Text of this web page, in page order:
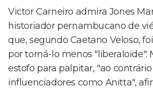
Victor Carneiro admira Jones
historiador pernambucano de
que, segundo Caetano Veloso,
por torná-lo menos "liberaloide".
estofo para palpitar, "ao
influenciadores como Anitta",